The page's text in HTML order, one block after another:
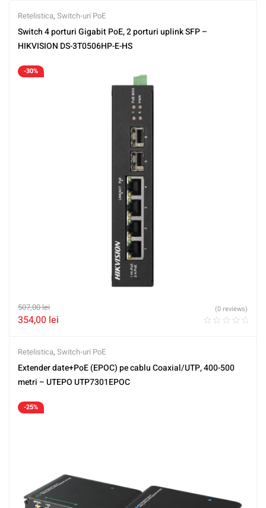
Retelistica, Switch-uri PoE
Switch 4 porturi Gigabit PoE, 2 porturi uplink SFP –
HIKVISION DS-3T0506HP-E-HS
-30%
507,00lei
354,00 lei
(0 reviews)
Retelistica, Switch-uri PoE
Extender date+PoE (EPOC) pe cablu Coaxial/UTP, 400-500
metri – UTEPO UTP7301EPOC
-25%